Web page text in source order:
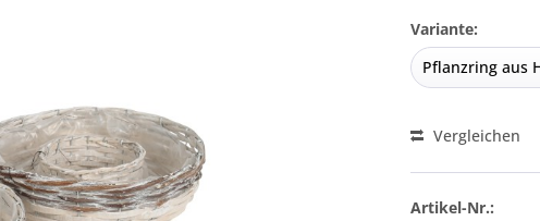
Variante:
Vergleichen
Artikel-Nr.: